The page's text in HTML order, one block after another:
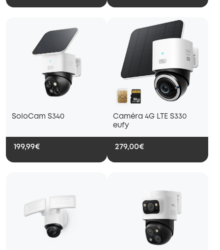
SoloCam S340
199,99€
Caméra 4G LTE S330
eufy
279,00€